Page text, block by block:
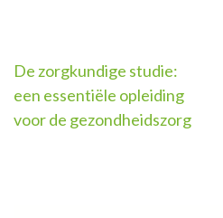
Berichtnavigatie
De zorgkundige studie:
een essentiële opleiding
voor de gezondheidszorg